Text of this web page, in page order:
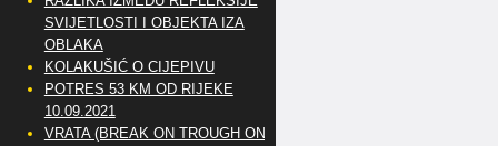
SVIJETLOSTI I OBJEKTA IZA
OBLAKA
KOLAKUŠIĆ O CIJEPIVU
POTRES 53 KM OD RIJEKE
10.09.2021
VRATA (BREAK ON TROUGH ON